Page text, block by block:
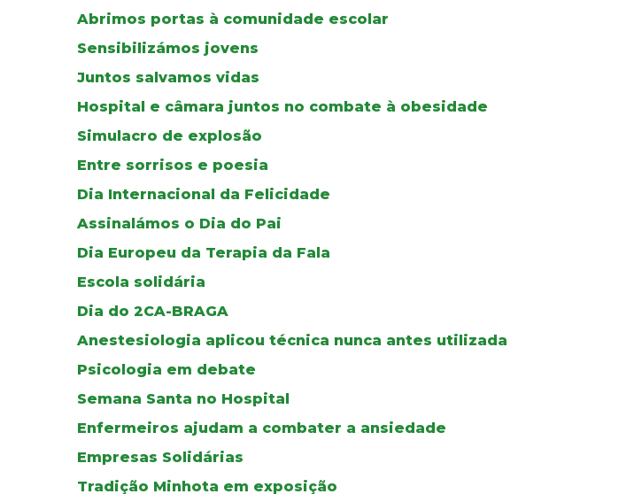
Abrimos portas à comunidade escolar
Sensibilizámos jovens
Juntos salvamos vidas
Hospital e câmara juntos no combate à obesidade
Simulacro de explosão
Entre sorrisos e poesia
Dia Internacional da Felicidade
Assinalámos o Dia do Pai
Dia Europeu da Terapia da Fala
Escola solidária
Dia do 2CA-BRAGA
Anestesiologia aplicou técnica nunca antes utilizada
Psicologia em debate
Semana Santa no Hospital
Enfermeiros ajudam a combater a ansiedade
Empresas Solidárias
Tradição Minhota em exposição